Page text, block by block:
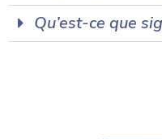
Qu’est-ce que